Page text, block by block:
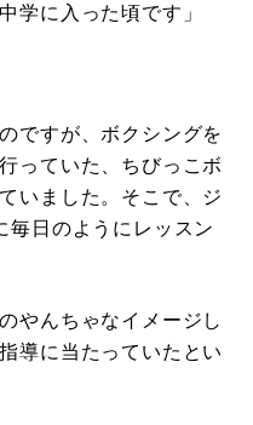
学に入った頃です」
ですが、ボクシングを
っていた、ちびっこボ
いました。そこで、ジ
毎日のようにレッスン
やんちゃなイメージし
導に当たっていたとい